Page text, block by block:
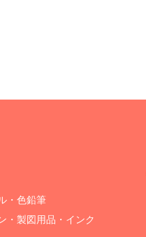
・色鉛筆
・製図用品・インク